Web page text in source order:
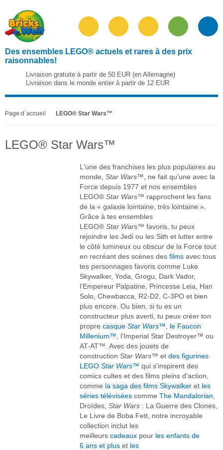
Des ensembles LEGO® actuels et rares à des prix
raisonnables!
Livraison gratuite à partir de 50 EUR (en Allemagne)
Livraison dans le monde entier à partir de 12 EUR
Page d`accueil LEGO® Star Wars™
LEGO® Star Wars™
Lʼune des franchises les plus populaires au
monde, Star Wars™, ne fait quʼune avec la
Force depuis 1977 et nos ensembles
LEGO® Star Wars™ rapprochent les fans
de la « galaxie lointaine, très lointaine ».
Grâce à tes ensembles
LEGO® Star Wars™ favoris, tu peux
rejoindre les Jedi ou les Sith et lutter entre
le côté lumineux ou obscur de la Force tout
en recréant des scènes des films avec tous
tes personnages favoris comme Luke
Skywalker, Yoda, Grogu, Dark Vador,
l’Empereur Palpatine, Princesse Leia, Han
Solo, Chewbacca, R2-D2, C-3PO et bien
plus encore. Ou bien, si tu es un
constructeur plus averti, tu peux créer ton
propre casque Star Wars™
le Faucon
Millenium™ , l’Imperial Star Destroyer™ ou
AT-AT™. Avec des jouets de
construction Star Wars™ et des figurines
LEGO Star Wars™ qui s’inspirent des
comics cultes et des films pleins d’action,
comme la saga des films Skywalker et les
séries télévisées comme The Mandalorian
Droïdes, Star Wars : La Guerre des Clones,
Le Livre de Boba Fett, notre incroyable
collection inclut les
meilleurs cadeaux pour les enfants de
6 ans et plus et les